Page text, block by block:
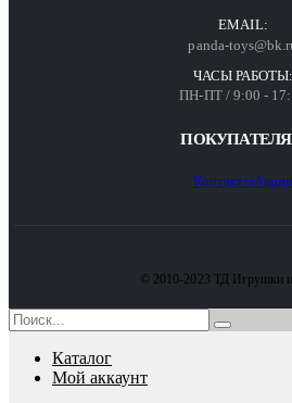
EMAIL:
panda-
ЧАСЫ РАБОТЫ:
ПН-ПТ / 9:00 -
КонтактыАкции
© 2010-2023 ТД Игрушки и
Каталог
Мой аккаунт